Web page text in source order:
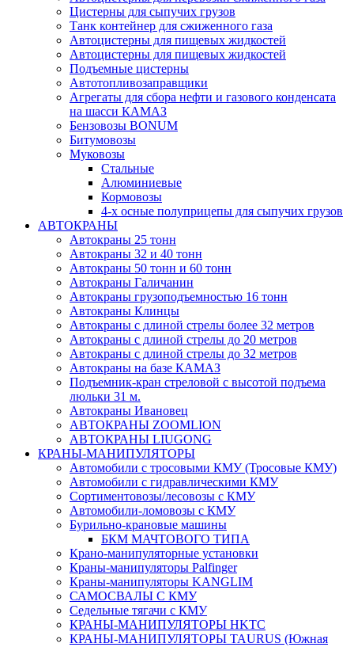
Цистерны для сыпучих грузов
Танк контейнер для сжиженного газа
Автоцистерны для пищевых жидкостей
Автоцистерны для пищевых жидкостей
Подъемные цистерны
Автотопливо­заправщики
Агрегаты для сбора нефти и газового конденсата
на шасси КАМАЗ
Бензовозы BONUM
Битумовозы
Муковозы
Стальные
Алюминиевые
Кормовозы
4-х осные полуприцепы для сыпучих грузов
АВТОКРАНЫ
Автокраны 25 тонн
Автокраны 32 и 40 тонн
Автокраны 50 тонн и 60 тонн
Автокраны Галичанин
Автокраны грузоподъемностью 16 тонн
Автокраны Клинцы
Автокраны с длиной стрелы более 32 метров
Автокраны с длиной стрелы до 20 метров
Автокраны с длиной стрелы до 32 метров
Автокраны на базе КАМАЗ
Подъемник-кран стреловой с высотой подъема
люльки 31 м.
Автокраны Ивановец
АВТОКРАНЫ ZOOMLION
АВТОКРАНЫ LIUGONG
КРАНЫ-МАНИПУЛЯТОРЫ
Автомобили с тросовыми КМУ (Тросовые КМУ)
Автомобили с гидравлическими КМУ
Сортиментовозы/лесовозы с КМУ
Автомобили-ломовозы с КМУ
Бурильно-крановые машины
БКМ МАЧТОВОГО ТИПА
Крано-манипуляторные установки
Краны-манипуляторы Palfinger
Краны-манипуляторы KANGLIM
САМОСВАЛЫ С КМУ
Седельные тягачи с КМУ
КРАНЫ-МАНИПУЛЯТОРЫ HKTC
КРАНЫ-МАНИПУЛЯТОРЫ TAURUS (Южная